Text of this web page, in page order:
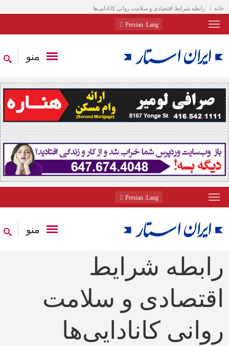
خانه رابطه شرایط اقتصادی و سلامت روانی کانادایی‌ها
Lang
: Persian
منو
Lang
: Persian
منو
رابطه شرایط
اقتصادی و سلامت
روانی کانادایی‌ها